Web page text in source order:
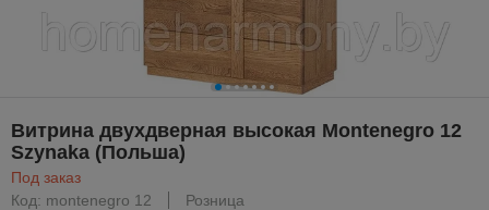
Витрина двухдверная высокая Montenegro 12
Szynaka (Польша)
Под заказ
Код: montenegro 12
Розница